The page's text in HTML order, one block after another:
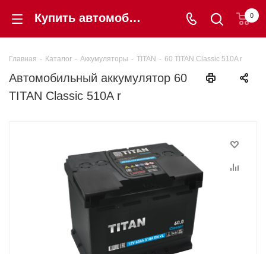
Купить автомобильный аккумулятор 60 TITAN Classic 510A r в Калининграде по цене 7 290 ₽ - Шинторг 0
Главная - Каталог - Аккумуляторы - TITAN - 60 TITAN Classic 510A r
Автомобильный аккумулятор 60
TITAN Classic 510A r